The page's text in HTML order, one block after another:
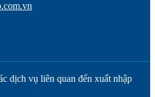
dịch vụ liên quan đến xuất nhập